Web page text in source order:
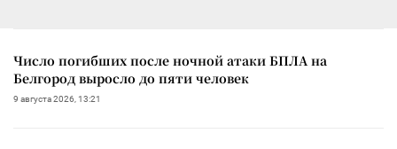
Число погибших после ночной атаки БПЛА на
Белгород выросло до пяти человек
9 августа 2026, 13:21